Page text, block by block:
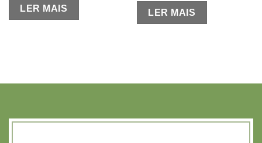
LER MAIS LER MAIS